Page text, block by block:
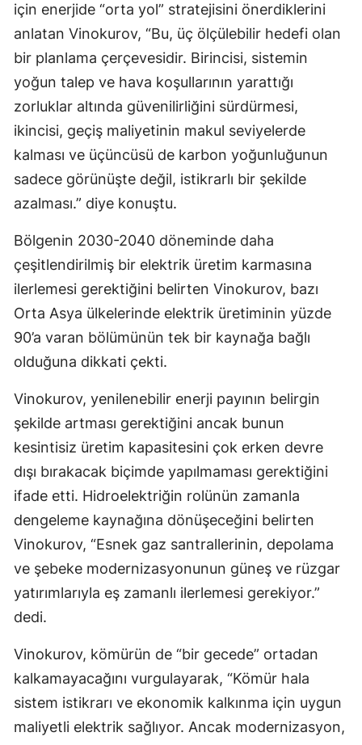
için enerjide “orta yol” stratejisini önerdiklerini
anlatan Vinokurov, “Bu, üç ölçülebilir hedefi olan
bir planlama çerçevesidir. Birincisi, sistemin
yoğun talep ve hava koşullarının yarattığı
zorluklar altında güvenilirliğini sürdürmesi,
ikincisi, geçiş maliyetinin makul seviyelerde
kalması ve üçüncüsü de karbon yoğunluğunun
sadece görünüşte değil, istikrarlı bir şekilde
azalması.” diye konuştu.
Bölgenin 2030-2040 döneminde daha
çeşitlendirilmiş bir elektrik üretim karmasına
ilerlemesi gerektiğini belirten Vinokurov, bazı
Orta Asya ülkelerinde elektrik üretiminin yüzde
90’a varan bölümünün tek bir kaynağa bağlı
olduğuna dikkati çekti.
Vinokurov, yenilenebilir enerji payının belirgin
şekilde artması gerektiğini ancak bunun
kesintisiz üretim kapasitesini çok erken devre
dışı bırakacak biçimde yapılmaması gerektiğini
ifade etti. Hidroelektriğin rolünün zamanla
dengeleme kaynağına dönüşeceğini belirten
Vinokurov, “Esnek gaz santrallerinin, depolama
ve şebeke modernizasyonunun güneş ve rüzgar
yatırımlarıyla eş zamanlı ilerlemesi gerekiyor.”
dedi.
Vinokurov, kömürün de “bir gecede” ortadan
kalkamayacağını vurgulayarak, “Kömür hala
sistem istikrarı ve ekonomik kalkınma için uygun
maliyetli elektrik sağlıyor. Ancak modernizasyon,